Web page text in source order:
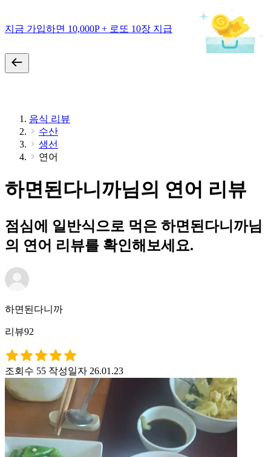
지금 가입하면 10,000P + 로또 10장 지급
음식 리뷰
수산
생선
연어
하면된다니까님의 연어 리뷰
점심에 일반식으로 먹은 하면된다니까님
의 연어 리뷰를 확인해보세요.
하면된다니까
리뷰92
조회수 55 작성일자 26.01.23